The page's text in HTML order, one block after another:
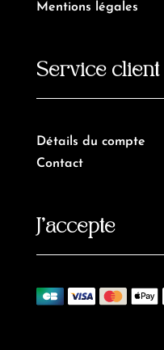
Mentions légales
Service client
Détails du compte
Contact
J’accepte